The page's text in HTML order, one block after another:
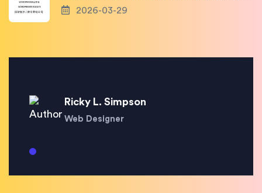
2026-03-29
Ricky L. Simpson
Web Designer